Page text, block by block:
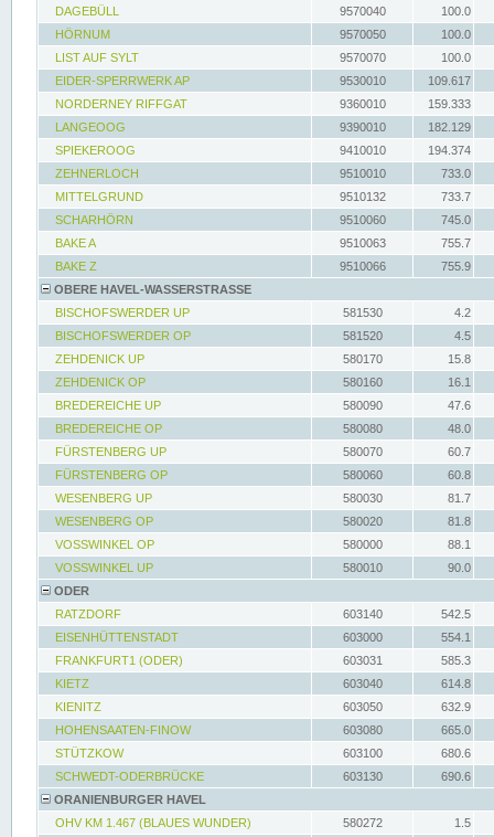
DAGEBÜLL 9570040
100.0
HÖRNUM
9570050
100.0
LIST AUF SYLT
9570070
100.0
EIDER-SPERRWERK AP
9530010
109.617
NORDERNEY RIFFGAT
9360010
159.333
LANGEOOG
9390010
182.129
SPIEKEROOG
9410010
194.374
ZEHNERLOCH
9510010
733.0
MITTELGRUND
9510132
733.7
SCHARHÖRN
9510060
745.0
BAKE A
9510063
755.7
BAKE Z
9510066
755.9
OBERE HAVEL-WASSERSTRASSE
BISCHOFSWERDER UP
581530
4.2
BISCHOFSWERDER OP
581520
4.5
ZEHDENICK UP
580170
15.8
ZEHDENICK OP
580160
16.1
BREDEREICHE UP
580090
47.6
BREDEREICHE OP
580080
48.0
FÜRSTENBERG UP
580070
60.7
FÜRSTENBERG OP
580060
60.8
WESENBERG UP
580030
81.7
WESENBERG OP
580020
81.8
VOSSWINKEL OP
580000
88.1
VOSSWINKEL UP
580010
90.0
ODER
RATZDORF
603140
542.5
EISENHÜTTENSTADT
603000
554.1
FRANKFURT1 (ODER)
603031
585.3
KIETZ
603040
614.8
KIENITZ
603050
632.9
HOHENSAATEN-FINOW
603080
665.0
STÜTZKOW
603100
680.6
SCHWEDT-ODERBRÜCKE
603130
690.6
ORANIENBURGER HAVEL
OHV KM 1.467 (BLAUES WUNDER)
580272
1.5